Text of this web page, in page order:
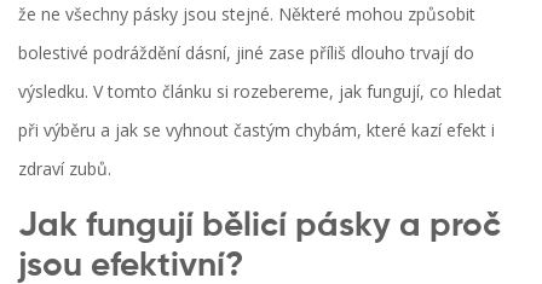
že ne všechny pásky jsou stejné. Některé mohou způsobit
bolestivé podráždění dásní, jiné zase příliš dlouho trvají do
výsledku. V tomto článku si rozebereme, jak fungují, co hledat
při výběru a jak se vyhnout častým chybám, které kazí efekt i
zdraví zubů.
Jak fungují bělicí pásky a proč
jsou efektivní?